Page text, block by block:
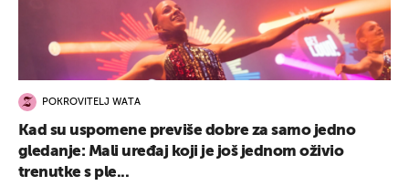
POKROVITELJ WATA
Kad su uspomene previše dobre za samo jedno
gledanje: Mali uređaj koji je još jednom oživio
trenutke s ple...